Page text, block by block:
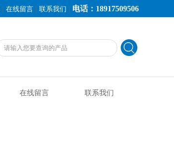
| 在线留言 | 联系我们 | 电话：18917509506
在线留言 联系我们